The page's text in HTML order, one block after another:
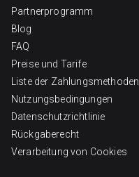
Partnerprogramm
Blog
FAQ
Preise und Tarife
Liste der Zahlungsmethoden
Nutzungsbedingungen
Datenschutzrichtlinie
Rückgaberecht
Verarbeitung von Cookies